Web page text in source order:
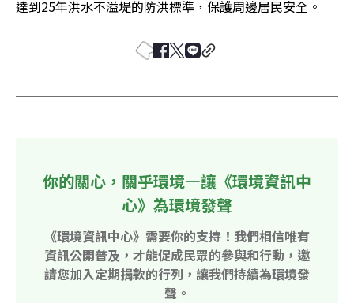
達到25年洪水不溢堤的防洪標準，保護周邊居民安全。
你的關心，關乎環境—讓《環境資訊中
心》為環境發聲
《環境資訊中心》需要你的支持！我們相信唯有
資訊公開普及，才能促成民眾的參與和行動，邀
請您加入定期捐款的行列，讓我們持續為環境發
聲。